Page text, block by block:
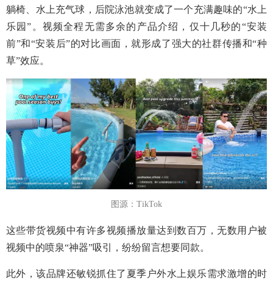
躺椅、水上充气球，后院泳池就变成了一个充满趣味的“水上
乐园”。视频全程无需多余的产品介绍，仅十几秒的“安装
前”和“安装后”的对比画面，就形成了强大的社群传播和“种
草”效应。
图源：TikTok
这些带货视频中有许多视频播放量达到数百万，无数用户被
视频中的喷泉“神器”吸引，纷纷留言想要同款。
此外，该品牌还敏锐抓住了夏季户外水上娱乐需求激增的时